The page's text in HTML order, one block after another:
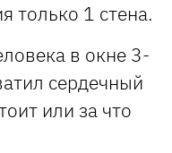
только 1 стена.
в окне 3-
сердечный
или за что